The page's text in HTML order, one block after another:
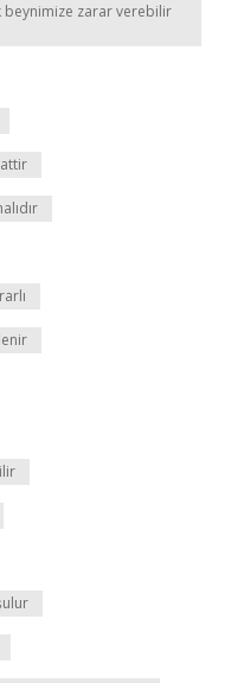
beynimize zarar verebilir